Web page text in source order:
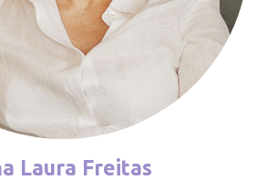
Laura Freitas